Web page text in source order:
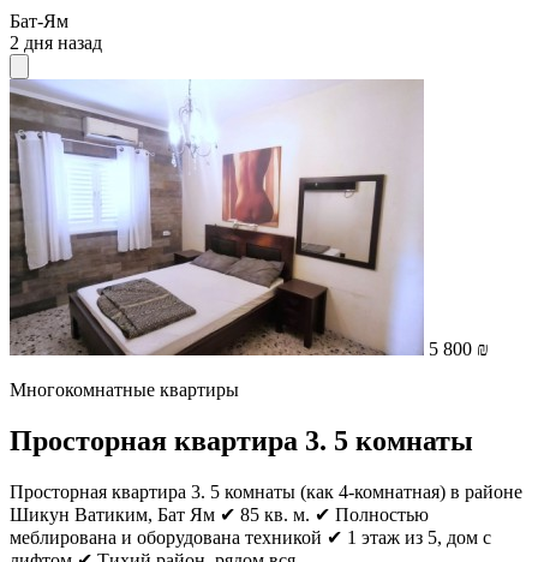
Бат-Ям
2 дня назад
5 800 ₪
Многокомнатные квартиры
Просторная квартира 3. 5 комнаты
Просторная квартира 3. 5 комнаты (как 4-комнатная) в районе
Шикун Ватиким, Бат Ям ✔ 85 кв. м. ✔ Полностью
меблирована и оборудована техникой ✔ 1 этаж из 5, дом с